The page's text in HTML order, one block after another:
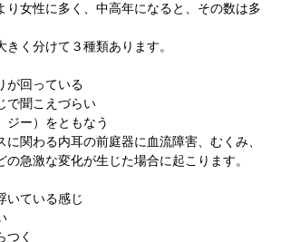
り女性に多く、中高年になると、その数は多
く分けて３種類あります。
が回っている
で聞こえづらい
ー）をともなう
に関わる内耳の前庭器に血流障害、むくみ、
の急激な変化が生じた場合に起こります。
ている感じ
く